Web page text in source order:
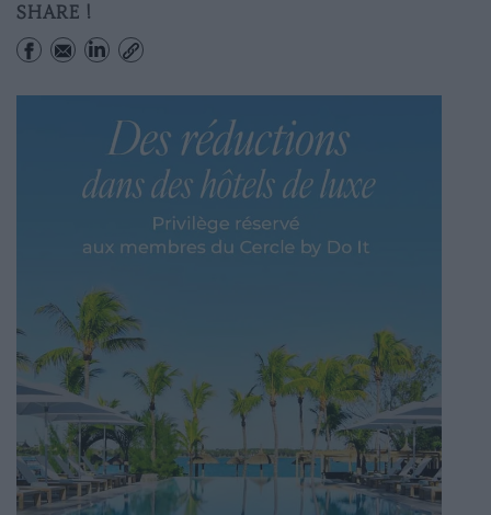
SHARE !